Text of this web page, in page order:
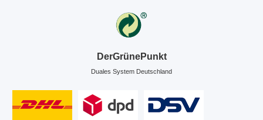
DerGrünePunkt
Duales System Deutschland